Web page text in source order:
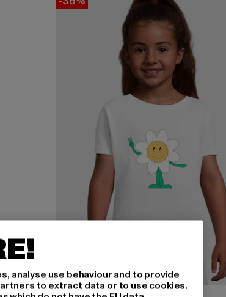
analyse use behaviour and to provide
to extract data or to use cookies.